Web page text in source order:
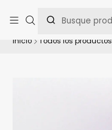
una asesoría personalizada.
Inicio Todos los productos